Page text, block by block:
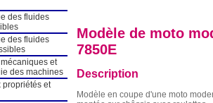
des fluides
des fluides
et
des machines
propriétés et
Modèle de moto
7850E
Description
Modèle en coupe d'une moto